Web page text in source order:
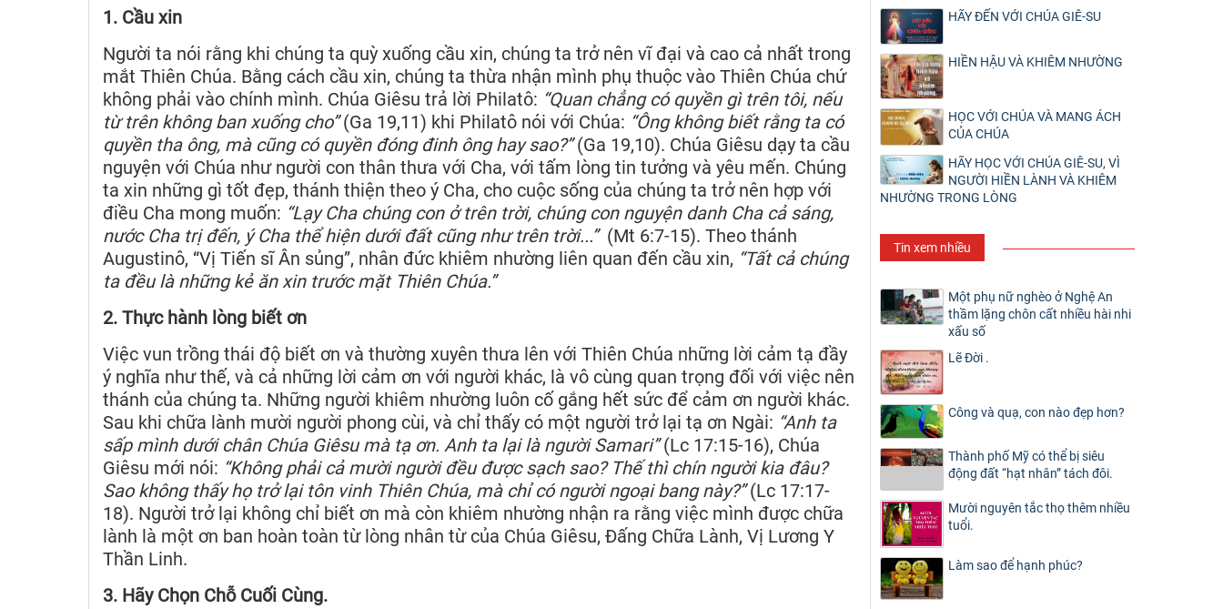
1. Cầu xin
Người ta nói rằng khi chúng ta quỳ xuống cầu xin, chúng ta trở nên vĩ đại và cao cả nhất trong
mắt Thiên Chúa. Bằng cách cầu xin, chúng ta thừa nhận mình phụ thuộc vào Thiên Chúa chứ
không phải vào chính mình. Chúa Giêsu trả lời Philatô: “Quan chẳng có quyền gì trên tôi, nếu
từ trên không ban xuống cho”(Ga 19,11) khi Philatô nói với Chúa: “Ông không biết rằng ta có
quyền tha ông, mà cũng có quyền đóng đinh ông hay sao?”(Ga 19,10). Chúa Giêsu dạy ta cầu
nguyện với Chúa như người con thân thưa với Cha, với tấm lòng tin tưởng và yêu mến. Chúng
ta xin những gì tốt đẹp, thánh thiện theo ý Cha, cho cuộc sống của chúng ta trở nên hợp với
điều Cha mong muốn: “Lạy Cha chúng con ở trên trời, chúng con nguyện danh Cha cả sáng,
nước Cha trị đến, ý Cha thể hiện dưới đất cũng như trên trời...” (Mt 6:7-15). Theo thánh
Augustinô, “Vị Tiến sĩ Ân sủng”, nhân đức khiêm nhường liên quan đến cầu xin, “Tất cả chúng
ta đều là những kẻ ăn xin trước mặt Thiên Chúa.”
2. Thực hành lòng biết ơn
Việc vun trồng thái độ biết ơn và thường xuyên thưa lên với Thiên Chúa những lời cảm tạ đầy
ý nghĩa như thế, và cả những lời cảm ơn với người khác, là vô cùng quan trọng đối với việc nên
thánh của chúng ta. Những người khiêm nhường luôn cố gắng hết sức để cảm ơn người khác.
Sau khi chữa lành mười người phong cùi, và chỉ thấy có một người trở lại tạ ơn Ngài: “Anh ta
sấp mình dưới chân Chúa Giêsu mà tạ ơn. Anh ta lại là người Samari”(Lc 17:15-16), Chúa
Giêsu mới nói: “Không phải cả mười người đều được sạch sao? Thế thì chín người kia đâu?
Sao không thấy họ trở lại tôn vinh Thiên Chúa, mà chỉ có người ngoại bang này?”(Lc 17:17-
18). Người trở lại không chỉ biết ơn mà còn khiêm nhường nhận ra rằng việc mình được chữa
lành là một ơn ban hoàn toàn từ lòng nhân từ của Chúa Giêsu, Đấng Chữa Lành, Vị Lương Y
Thần Linh.
3. Hãy Chọn Chỗ Cuối Cùng.
HÃY ĐẾN VỚI CHÚA GIÊ-SU
HIỀN HẬU VÀ KHIÊM NHƯỜNG
HỌC VỚI CHÚA VÀ MANG ÁCH
CỦA CHÚA
HÃY HỌC VỚI CHÚA GIÊ-SU, VÌ
NGƯỜI HIỀN LÀNH VÀ KHIÊM
NHƯỜNG TRONG LÒNG
Tin xem nhiều
Một phụ nữ nghèo ở Nghệ An
thầm lặng chôn cất nhiều hài nhi
xấu số
Lẽ Đời .
Công và quạ, con nào đẹp hơn?
Thành phố Mỹ có thể bị siêu
động đất “hạt nhân” tách đôi.
Mười nguyên tắc thọ thêm nhiều
tuổi.
Làm sao để hạnh phúc?